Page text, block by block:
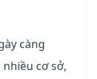
càng
cơ sở,